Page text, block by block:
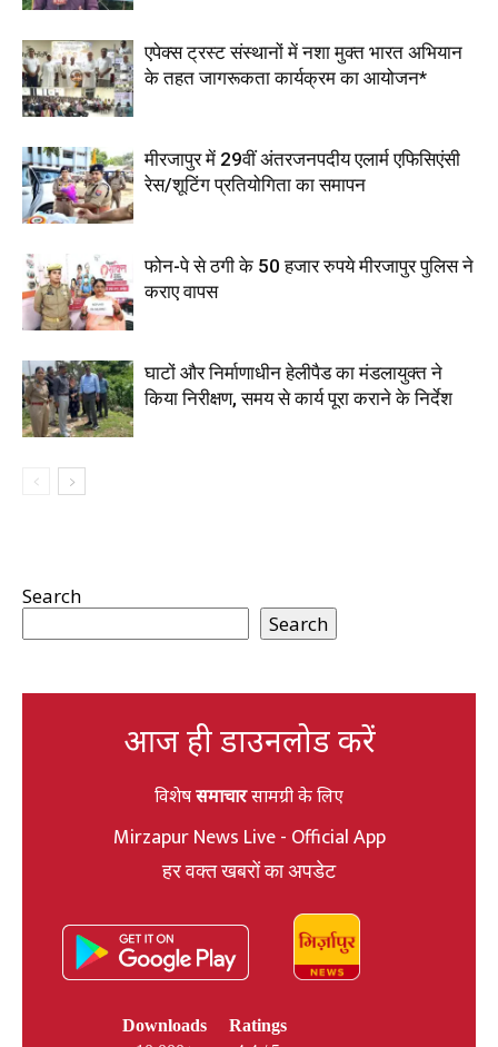
एपेक्स ट्रस्ट संस्थानों में नशा मुक्त भारत अभियान
के तहत जागरूकता कार्यक्रम का आयोजन*
मीरजापुर में 29वीं अंतरजनपदीय एलार्म एफिसिएंसी
रेस/शूटिंग प्रतियोगिता का समापन
फोन-पे से ठगी के 50 हजार रुपये मीरजापुर पुलिस ने
कराए वापस
घाटों और निर्माणाधीन हेलीपैड का मंडलायुक्त ने
किया निरीक्षण, समय से कार्य पूरा कराने के निर्देश
Search
Search
आज ही डाउनलोड करें
विशेषसमाचारसामग्री के लिए
Mirzapur News Live - Official App
हर वक्त खबरों का अपडेट
Downloads
Ratings